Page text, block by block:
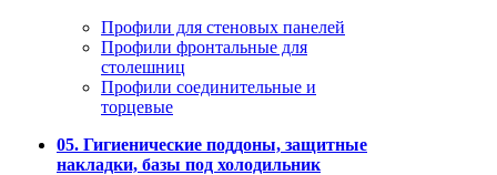
Профили для стеновых панелей
Профили фронтальные для
столешниц
Профили соединительные и
торцевые
05. Гигиенические поддоны, защитные
накладки, базы под холодильник